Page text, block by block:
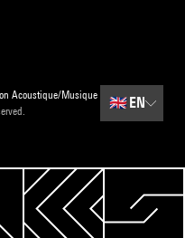
Acoustique/Musique
🇬🇧 EN